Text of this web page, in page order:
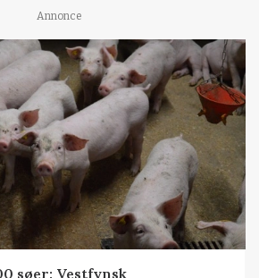
Annonce
søer: Vestfynsk